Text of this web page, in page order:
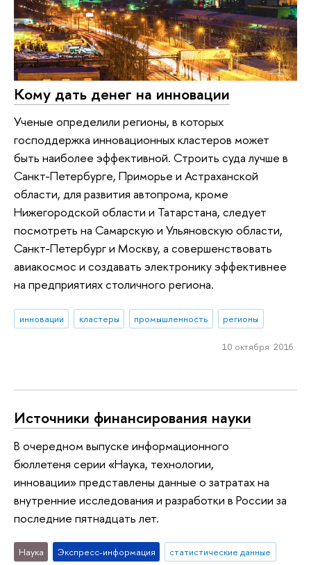
Кому дать денег на инновации
Ученые определили регионы, в которых
господдержка инновационных кластеров может
быть наиболее эффективной. Строить суда лучше в
Санкт-Петербурге, Приморье и Астраханской
области, для развития автопрома, кроме
Нижегородской области и Татарстана, следует
посмотреть на Самарскую и Ульяновскую области,
Санкт-Петербург и Москву, а совершенствовать
авиакосмос и создавать электронику эффективнее
на предприятиях столичного региона.
инновации кластеры промышленность регионы
10 октября 2016
Источники финансирования науки
В очередном выпуске информационного
бюллетеня серии «Наука, технологии,
инновации» представлены данные о затратах на
внутренние исследования и разработки в России за
последние пятнадцать лет.
Наука Экспресс-информация
статистические данные